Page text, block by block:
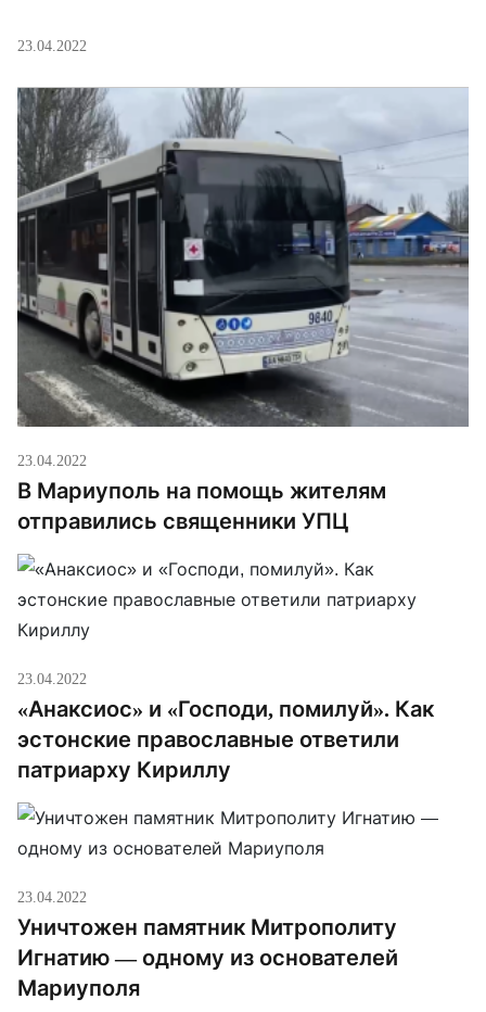
и сердца для всех.
23.04.2022
23.04.2022
В Мариуполь на помощь жителям
отправились священники УПЦ
23.04.2022
«Анаксиос» и «Господи, помилуй». Как
эстонские православные ответили
патриарху Кириллу
23.04.2022
Уничтожен памятник Митрополиту
Игнатию — одному из основателей
Мариуполя